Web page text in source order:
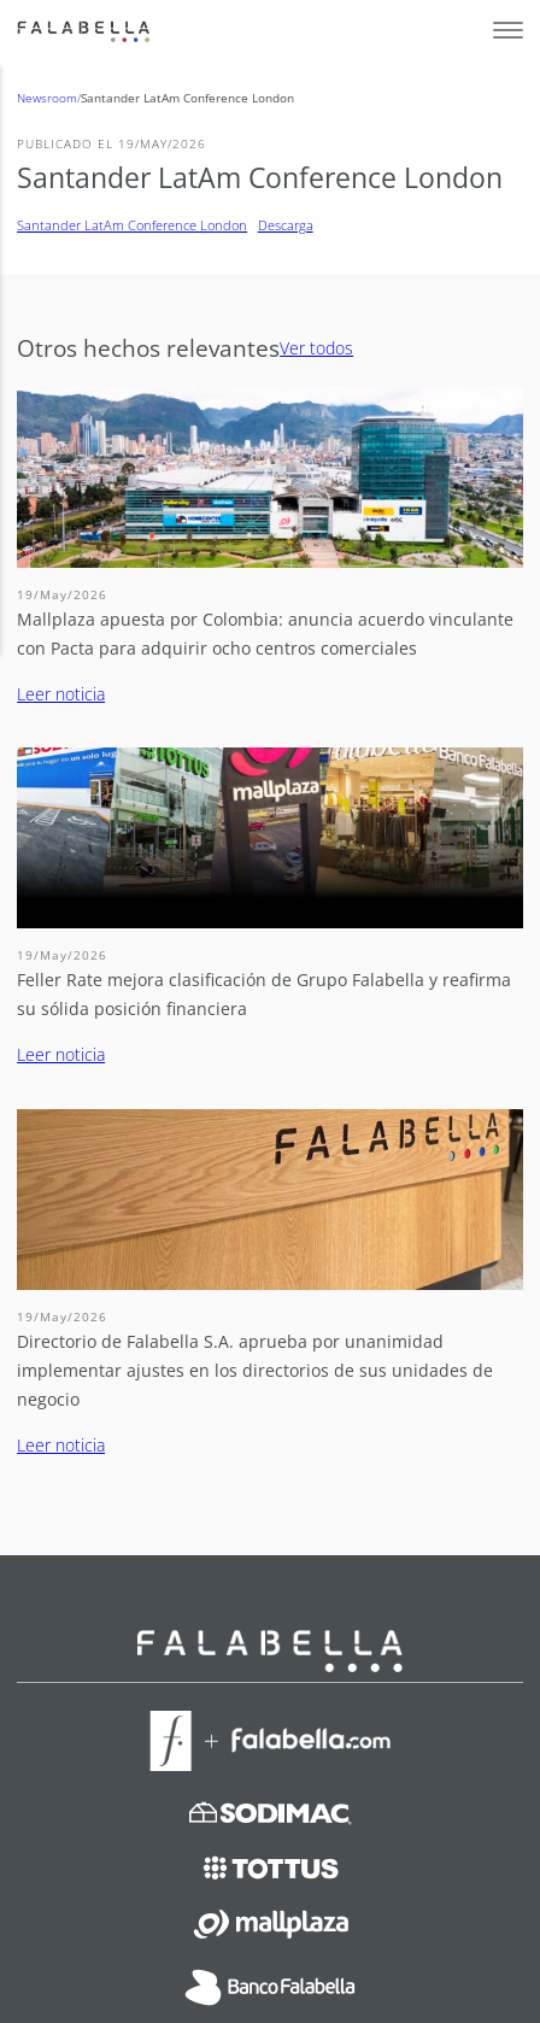
Newsroom/Santander LatAm Conference London
PUBLICADO EL 19/MAY/2026
Santander LatAm Conference London
Santander LatAm Conference London Descarga
Otros hechos relevantesVer todos
19/May/2026
Mallplaza apuesta por Colombia: anuncia acuerdo vinculante
con Pacta para adquirir ocho centros comerciales
Leer noticia
19/May/2026
Feller Rate mejora clasificación de Grupo Falabella y reafirma
su sólida posición financiera
Leer noticia
19/May/2026
Directorio de Falabella S.A. aprueba por unanimidad
implementar ajustes en los directorios de sus unidades de
negocio
Leer noticia